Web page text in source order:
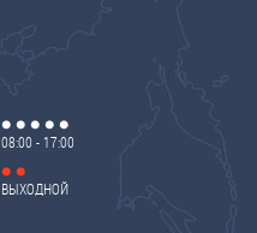
08:00 - 17:00
ВЫХОДНОЙ